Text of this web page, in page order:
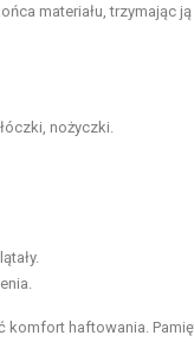
materiału, trzymając
nożyczki.
haftowania.